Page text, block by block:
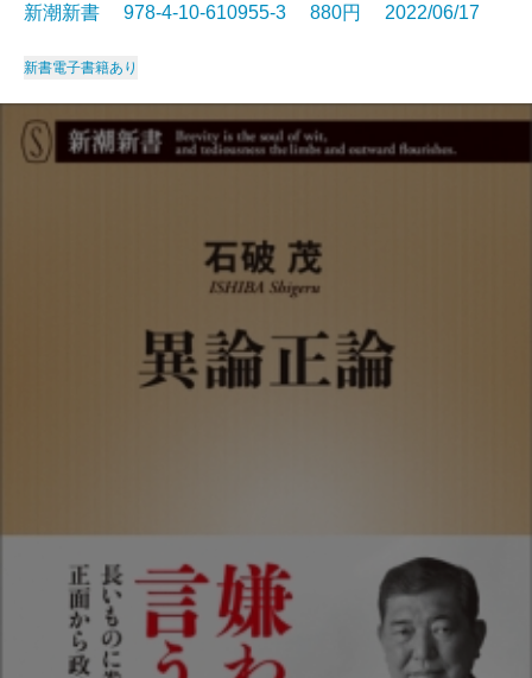
新潮新書 978-4-10-610955-3 880円 2022/06/17
新書電子書籍あり